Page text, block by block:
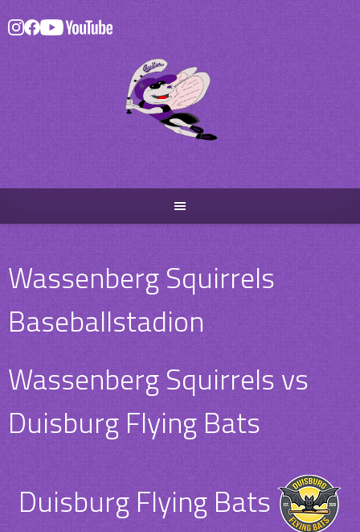
Skip
to
content
Wassenberg Squirrels
Baseballstadion
Wassenberg Squirrels vs
Duisburg Flying Bats
Duisburg Flying Bats